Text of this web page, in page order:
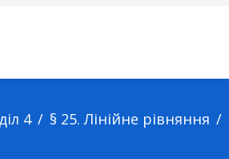
4 § 25. Лінійне рівняння